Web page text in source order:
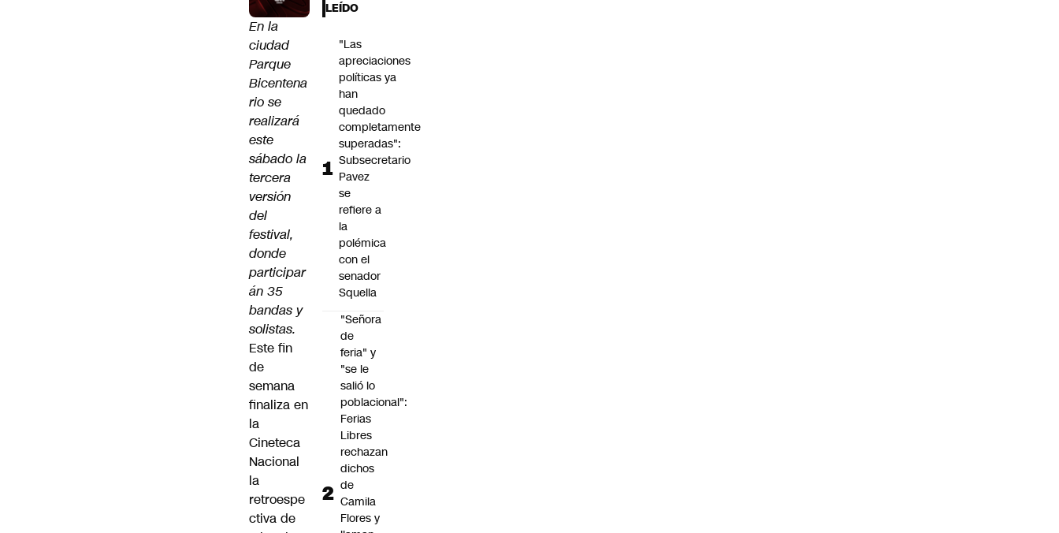
En la
ciudad
Parque
Bicentena
rio se
realizará
este
sábado la
tercera
versión
del
festival,
donde
participar
án 35
bandas y
solistas.
Este fin
de
semana
finaliza en
la
Cineteca
Nacional
la
retroespe
ctiva de
LEÍDO
"Las
apreciaciones
políticas ya
han
quedado
completamente
superadas":
Subsecretario
Pavez
se
refiere a
la
polémica
con el
senador
Squella
"Señora
de
feria" y
"se le
salió lo
poblacional":
Ferias
Libres
rechazan
dichos
de
Camila
Flores y